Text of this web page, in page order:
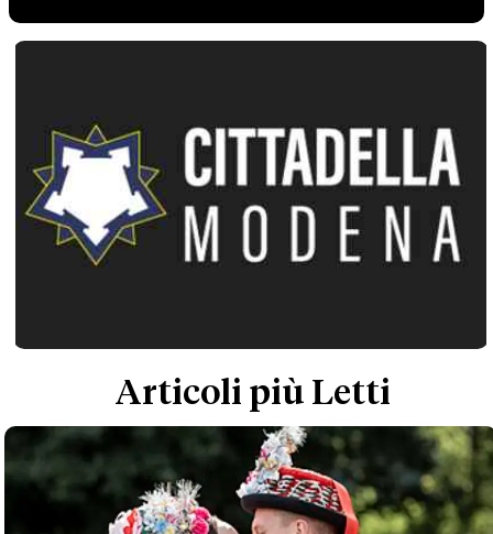
Articoli più Letti